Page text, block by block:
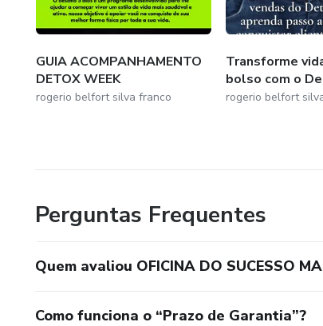
GUIA ACOMPANHAMENTO
DETOX WEEK
rogerio belfort silva franco
Transforme
bolso com o
rogerio belfort
Perguntas Frequentes
Quem avaliou OFICINA DO SUCESSO
Como funciona o “Prazo de Garantia”?